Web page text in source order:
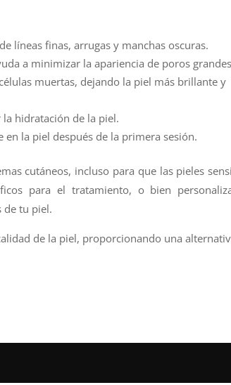
líneas finas, arrugas y manchas oscuras.
a minimizar la apariencia de poros
muertas, dejando la piel más brillante y
hidratación de la piel.
la piel después de la primera sesión.
cutáneos, incluso para que las pieles
para el tratamiento, o bien
de tu piel.
de la piel, proporcionando una